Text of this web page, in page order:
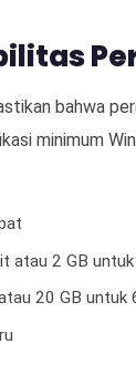
bahwa
minimum
atau 2 GB
20 GB untuk